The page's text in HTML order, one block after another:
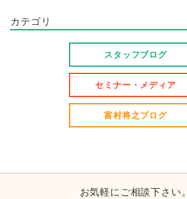
カテゴリ
スタッフブログ
セミナー・メディア
富村将之ブログ
お気軽にご相談下さい。